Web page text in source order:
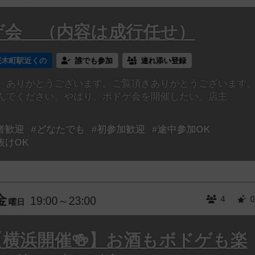
（内容は成行任せ）
町駅近くの 誰でも参加 連れ添い登録
ありがとうございます。ご覧頂きありがとうございます。
でください。やはり、ボドゲ会を開催したい。店主
歓迎 #どなたでも #初参加歓迎
#途中参加OK
けOK
曜日 19:00～23:00 4 0
浜開催🍻】お酒もボドゲも楽